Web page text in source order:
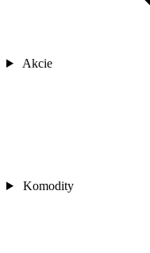
Akcie
Komodity